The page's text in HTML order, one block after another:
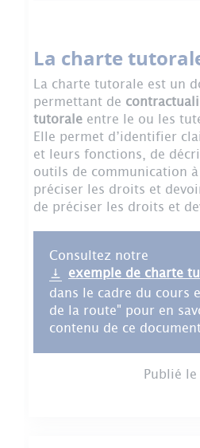
La charte
La charte tutorale est un
permettant de
tutorale entre le ou les
Elle permet d’identifier
et leurs fonctions, de
outils de communication
préciser les droits et
de préciser les droits et
Consultez notre
exemple de charte
dans le cadre du cours
de la route" pour en
contenu de ce
Publié